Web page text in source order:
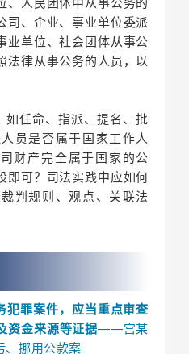
司、企业、事业单位委派
业单位、社会团体从事公
法律从事公务的人员，以
如任命、指派、提名、批
员是否属于国家工作人
财产完全属于国家的公
即可？司法实践中应如何
判规则、观点、关联法
犯罪案件，应当重点审查
资金来源等证据——宫某
、挪用公款案